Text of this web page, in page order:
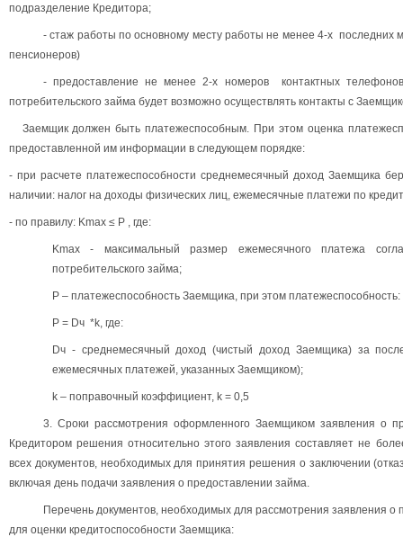
подразделение Кредитора;
- стаж работы по основному месту работы не менее 4-х последних
пенсионеров)
- предоставление не менее 2-х номеров контактных
потребительского займа будет возможно осуществлять контакты с
Заемщик должен быть платежеспособным. При этом оценка
предоставленной им информации в следующем порядке:
- при расчете платежеспособности среднемесячный доход Заемщика
наличии: налог на доходы физических лиц, ежемесячные платежи по
- по правилу: Kmax ≤ Р , где:
Kmax - максимальный размер ежемесячного платежа
потребительского займа;
Р – платежеспособность Заемщика, при этом платежеспособность:
Р = Dч *k, где:
Dч - среднемесячный доход (чистый доход Заемщика) за
ежемесячных платежей, указанных Заемщиком);
k – поправочный коэффициент, k = 0,5
3. Сроки рассмотрения оформленного Заемщиком заявления о
Кредитором решения относительно этого заявления составляет не
всех документов, необходимых для принятия решения о заключении
включая день подачи заявления о предоставлении займа.
Перечень документов, необходимых для рассмотрения заявления о
для оценки кредитоспособности Заемщика: